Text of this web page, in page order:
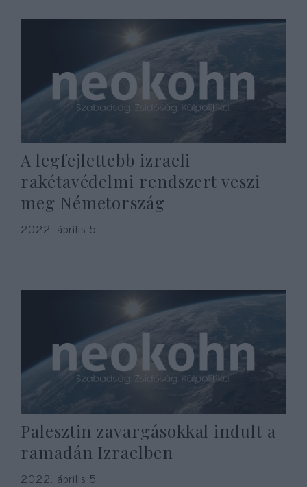
A legfejlettebb izraeli
rakétavédelmi rendszert veszi
meg Németország
2022. április 5.
Palesztin zavargásokkal indult a
ramadán Izraelben
2022. április 5.